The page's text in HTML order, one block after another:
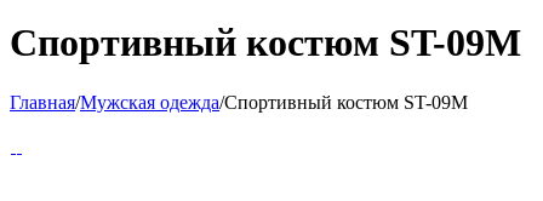
Спортивный костюм ST-09M
Главная/Мужская одежда/Спортивный костюм ST-09M